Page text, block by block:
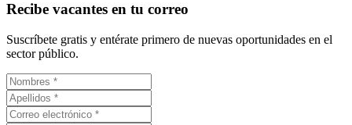
Recibe vacantes en tu correo
Suscríbete gratis y entérate primero de nuevas oportunidades en el
sector público.